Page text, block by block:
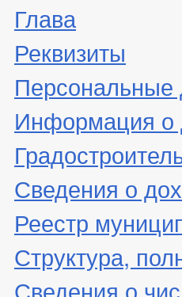
Глава
Реквизиты
Персональные
Информация о
Сведения о
Реестр
Структура,
Сведения о